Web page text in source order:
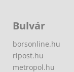
Bulvár
borsonline.hu
ripost.hu
metropol.hu